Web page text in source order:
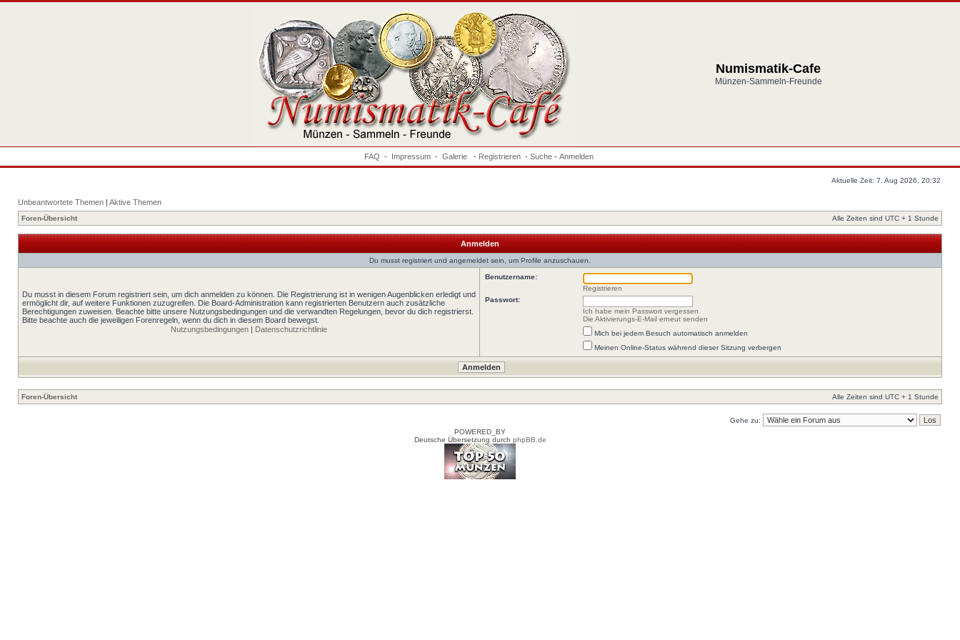
Numismatik-Cafe
Münzen-Sammeln-Freunde
FAQ - Impressum - Galerie - Registrieren - Suche - Anmelden
Aktuelle Zeit: 7. Aug 2026, 20:32
Unbeantwortete Themen | Aktive Themen
Foren-Übersicht Alle Zeiten sind UTC + 1 Stunde
Anmelden
Du musst registriert und angemeldet sein, um Profile anzuschauen.
Du musst in diesem Forum registriert sein, um dich anmelden zu können. Die Registrierung ist in wenigen Augenblicken erledigt und
ermöglicht dir, auf weitere Funktionen zuzugreifen. Die Board-Administration kann registrierten Benutzern auch zusätzliche
Berechtigungen zuweisen. Beachte bitte unsere Nutzungsbedingungen und die verwandten Regelungen, bevor du dich registrierst.
Bitte beachte auch die jeweiligen Forenregeln, wenn du dich in diesem Board bewegst.
Nutzungsbedingungen | Datenschutzrichtlinie
Benutzername:
Registrieren
Passwort:
Ich habe mein Passwort vergessen
Die Aktivierungs-E-Mail erneut senden
Mich bei jedem Besuch automatisch anmelden
Meinen Online-Status während dieser Sitzung verbergen
Foren-Übersicht Alle Zeiten sind UTC + 1 Stunde
Gehe zu:
POWERED_BY
Deutsche Übersetzung durch phpBB.de